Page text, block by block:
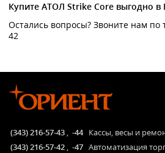
Купите АТОЛ Strike Core выгодно в
Остались вопросы? Звоните нам по
42
(343) 216-57-43 , -44 Кассы, весы и
(343) 216-57-42 , -47 Автоматизация